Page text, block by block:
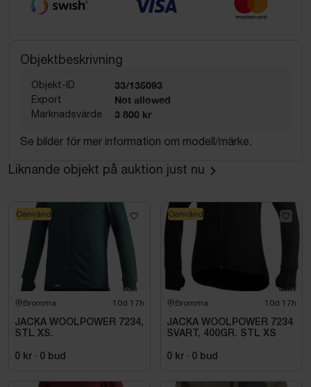
Objektbeskrivning
Objekt-ID 33/135093
Export Not allowed
Marknadsvärde 3 800 kr
Se bilder för mer information om modell/märke.
Liknande objekt på auktion just nu
Bromma 10d 17h
JACKA WOOLPOWER 7234,
STL XS.
0 kr · 0 bud
Oanvänd
Bromma 10d 17h
JACKA WOOLPOWER 7234
SVART, 400GR. STL XS
0 kr · 0 bud
Oanvänd